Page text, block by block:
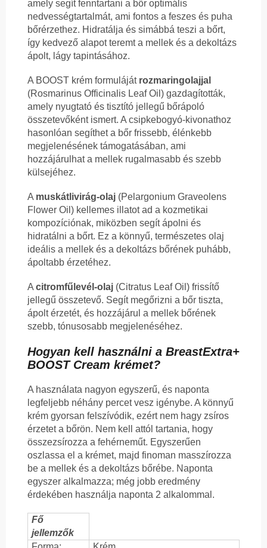
amely segít fenntartani a bőr optimális
nedvességtartalmát, ami fontos a feszes és puha
bőrérzethez. Hidratálja és simábbá teszi a bőrt,
így kedvező alapot teremt a mellek és a dekoltázs
ápolt, lágy tapintásához.
A BOOST krém formuláját rozmaringolajjal
(Rosmarinus Officinalis Leaf Oil) gazdagították,
amely nyugtató és tisztító jellegű bőrápoló
összetevőként ismert. A csipkebogyó-kivonathoz
hasonlóan segíthet a bőr frissebb, élénkebb
megjelenésének támogatásában, ami
hozzájárulhat a mellek rugalmasabb és szebb
külsejéhez.
A muskátlivirág-olaj (Pelargonium Graveolens
Flower Oil) kellemes illatot ad a kozmetikai
kompozíciónak, miközben segít ápolni és
hidratálni a bőrt. Ez a könnyű, természetes olaj
ideális a mellek és a dekoltázs bőrének puhább,
ápoltabb érzetéhez.
A citromfűlevél-olaj (Citratus Leaf Oil) frissítő
jellegű összetevő. Segít megőrizni a bőr tiszta,
ápolt érzetét, és hozzájárul a mellek bőrének
szebb, tónusosabb megjelenéséhez.
Hogyan kell használni a BreastExtra+
BOOST Cream krémet?
A használata nagyon egyszerű, és naponta
legfeljebb néhány percet vesz igénybe. A könnyű
krém gyorsan felszívódik, ezért nem hagy zsíros
érzetet a bőrön. Nem kell attól tartania, hogy
összezsírozza a fehérneműt. Egyszerűen
oszlassa el a krémet, majd finoman masszírozza
be a mellek és a dekoltázs bőrébe. Naponta
egyszer alkalmazza; még jobb eredmény
érdekében használja naponta 2 alkalommal.
Fő
jellemzők